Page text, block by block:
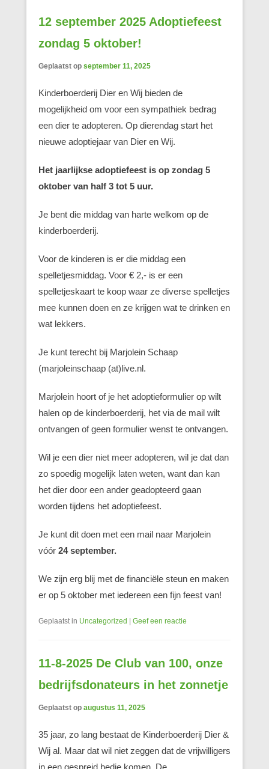
12 september 2025 Adoptiefeest
zondag 5 oktober!
Geplaatst op september 11, 2025
Kinderboerderij Dier en Wij bieden de
mogelijkheid om voor een sympathiek bedrag
een dier te adopteren. Op dierendag start het
nieuwe adoptiejaar van Dier en Wij.
Het jaarlijkse adoptiefeest is op zondag 5
oktober van half 3 tot 5 uur.
Je bent die middag van harte welkom op de
kinderboerderij.
Voor de kinderen is er die middag een
spelletjesmiddag. Voor € 2,- is er een
spelletjeskaart te koop waar ze diverse spelletjes
mee kunnen doen en ze krijgen wat te drinken en
wat lekkers.
Je kunt terecht bij Marjolein Schaap
(marjoleinschaap (at)live.nl.
Marjolein hoort of je het adoptieformulier op wilt
halen op de kinderboerderij, het via de mail wilt
ontvangen of geen formulier wenst te ontvangen.
Wil je een dier niet meer adopteren, wil je dat dan
zo spoedig mogelijk laten weten, want dan kan
het dier door een ander geadopteerd gaan
worden tijdens het adoptiefeest.
Je kunt dit doen met een mail naar Marjolein
vóór 24 september.
We zijn erg blij met de financiële steun en maken
er op 5 oktober met iedereen een fijn feest van!
Geplaatst in Uncategorized Geef een reactie
11-8-2025 De Club van 100, onze
bedrijfsdonateurs in het zonnetje
Geplaatst op augustus 11, 2025
35 jaar, zo lang bestaat de Kinderboerderij Dier &
Wij al. Maar dat wil niet zeggen dat de vrijwilligers
in een gespreid bedje komen. De